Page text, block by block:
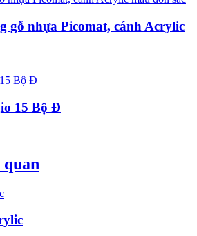
gỗ nhựa Picomat, cánh Acrylic
15 Bộ Đ